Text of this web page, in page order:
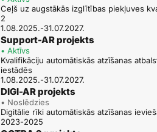
Ceļš uz augstākās izglītības piekļuves
2
1.08.2025.-31.07.2027.
Support-AR projekts
• Aktīvs
Kvalifikāciju automātiskās atzīšanas
iestādēs
1.08.2025.-31.07.2027.
DIGI-AR projekts
• Noslēdzies
Digitālie rīki automātiskās atzīšanas
2023-2025